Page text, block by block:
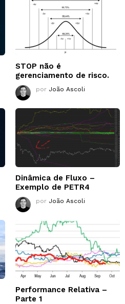
STOP não é
gerenciamento de risco.
por João Ascoli
Dinâmica de Fluxo –
Exemplo de PETR4
por João Ascoli
Performance Relativa –
Parte 1